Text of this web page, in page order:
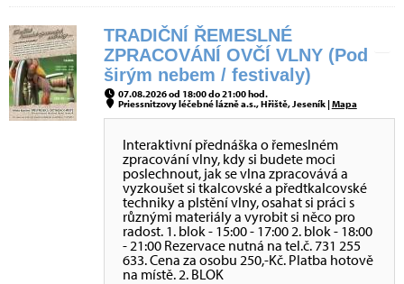
TRADIČNÍ ŘEMESLNÉ
ZPRACOVÁNÍ OVČÍ VLNY (Pod
širým nebem / festivaly)
07.08.2026 od 18:00 do 21:00 hod.
Priessnitzovy léčebné lázně a.s., Hřiště, Jeseník |Mapa
Interaktivní přednáška o řemeslném
zpracování vlny, kdy si budete moci
poslechnout, jak se vlna zpracovává a
vyzkoušet si tkalcovské a předtkalcovské
techniky a plstění vlny, osahat si práci s
různými materiály a vyrobit si něco pro
radost. 1. blok - 15:00 - 17:00 2. blok - 18:00
- 21:00 Rezervace nutná na tel.č. 731 255
633. Cena za osobu 250,-Kč. Platba hotově
na místě. 2. BLOK